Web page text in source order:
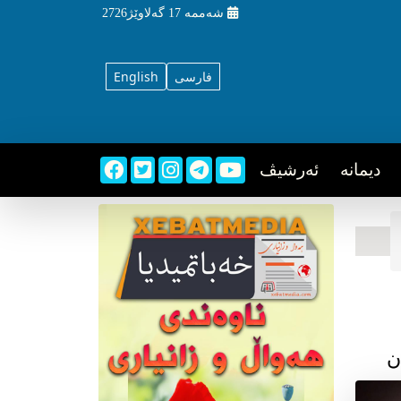
شه‌ممه‌ 17 گه‌لاوێژ2726
English فارسی
دیمانه ئه‌رشیڤ